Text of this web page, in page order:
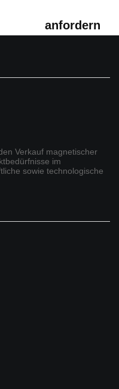
anfordern
Verkauf magnetischer
im
sowie technologische